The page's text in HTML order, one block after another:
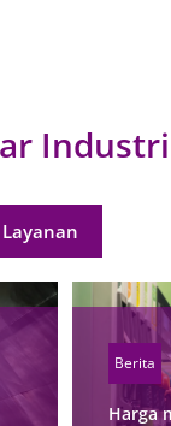
Layanan
Berita
Harga